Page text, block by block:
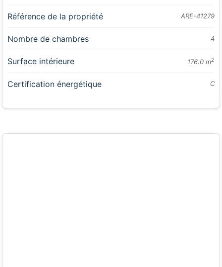
Référence de la propriété ARE-41279
Nombre de chambres 4
Surface intérieure 176.0 m2
Certification énergétique C